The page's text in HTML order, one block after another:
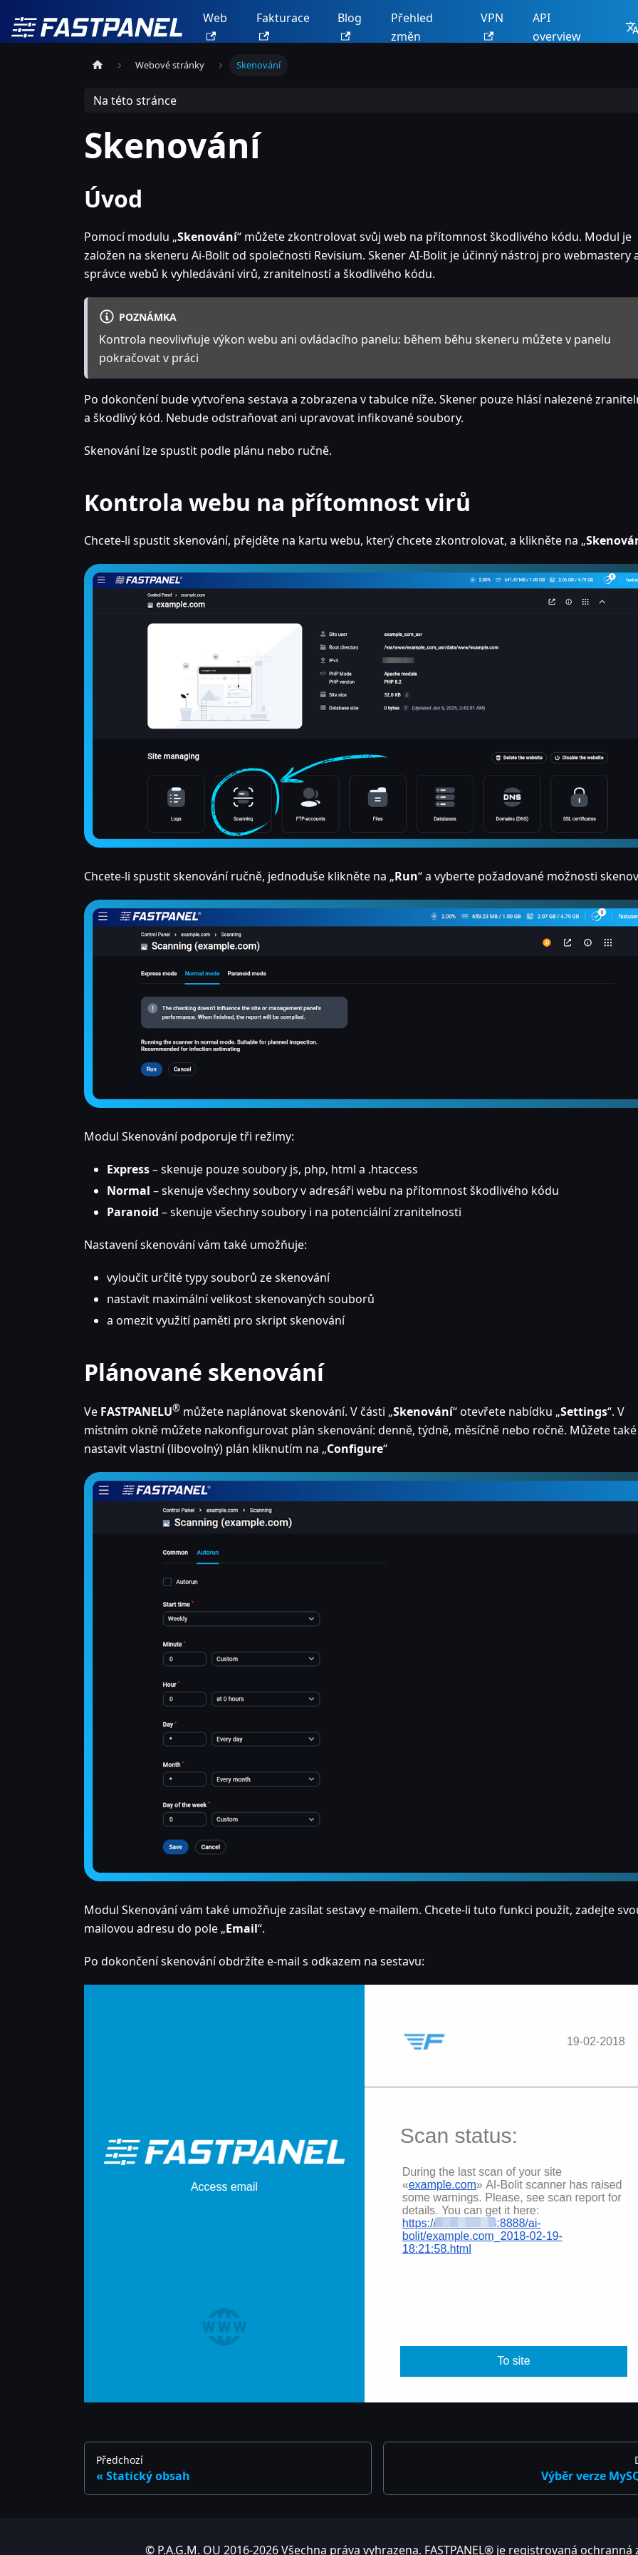
Web Fakturace Blog
Přehled
změn
VPN
API
overview
Webové stránky Skenování
Na této stránce
Skenování
Úvod
Pomocí modulu „Skenování“ můžete zkontrolovat svůj web na přítomnost škodlivého kódu. Modul je
založen na skeneru Ai-Bolit od společnosti Revisium. Skener AI-Bolit je účinný nástroj pro webmastery
správce webů k vyhledávání virů, zranitelností a škodlivého kódu.
POZNÁMKA
Kontrola neovlivňuje výkon webu ani ovládacího panelu: během běhu skeneru můžete v panelu
pokračovat v práci
Po dokončení bude vytvořena sestava a zobrazena v tabulce níže. Skener pouze hlásí nalezené
a škodlivý kód. Nebude odstraňovat ani upravovat infikované soubory.
Skenování lze spustit podle plánu nebo ručně.
Kontrola webu na přítomnost virů
Chcete-li spustit skenování, přejděte na kartu webu, který chcete zkontrolovat, a klikněte na „
Chcete-li spustit skenování ručně, jednoduše klikněte na „Run“ a vyberte požadované možnosti
Modul Skenování podporuje tři režimy:
Express– skenuje pouze soubory js, php, html a .htaccess
Normal – skenuje všechny soubory v adresáři webu na přítomnost škodlivého kódu
Paranoid – skenuje všechny soubory i na potenciální zranitelnosti
Nastavení skenování vám také umožňuje:
vyloučit určité typy souborů ze skenování
nastavit maximální velikost skenovaných souborů
a omezit využití paměti pro skript skenování
Plánované skenování
Ve FASTPANELU® můžete naplánovat skenování. V části „Skenování“ otevřete nabídku „Settings“. V
místním okně můžete nakonfigurovat plán skenování: denně, týdně, měsíčně nebo ročně. Můžete také
nastavit vlastní (libovolný) plán kliknutím na „Configure“
Modul Skenování vám také umožňuje zasílat sestavy e-mailem. Chcete-li tuto funkci použít, zadejte
mailovou adresu do pole „Email“.
Po dokončení skenování obdržíte e-mail s odkazem na sestavu:
Předchozí
Statický obsah Výběr verze
© P.A.G.M. OU 2016-2026 Všechna práva vyhrazena. FASTPANEL® je registrovaná